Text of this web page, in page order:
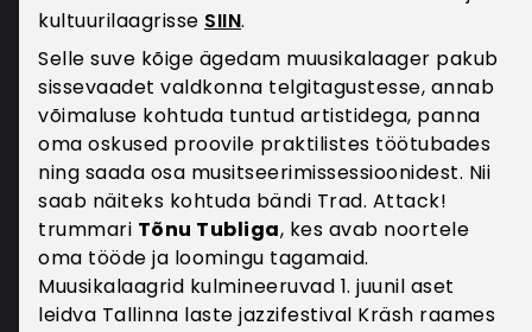
kultuurilaagrisse SIIN.
Selle suve kõige ägedam muusikalaager pakub
sissevaadet valdkonna telgitagustesse, annab
võimaluse kohtuda tuntud artistidega, panna
oma oskused proovile praktilistes töötubades
ning saada osa musitseerimissessioonidest. Nii
saab näiteks kohtuda bändi Trad. Attack!
trummari Tõnu Tubliga, kes avab noortele
oma tööde ja loomingu tagamaid.
Muusikalaagrid kulmineeruvad 1. juunil aset
leidva Tallinna laste jazzifestival Kräsh raames
osutamiseks ning veebikasutusstatistika
tegemiseks.
Õiguslik alus
Isikuandmete töötlemine toimub kliendiga
sõlmitud lepingu täitmise eesmärgil. Isikuandmete
töötlemine toimub juriidilise kohustuse täitmiseks
(nt raamatupidamine ja tarbijavaidluste
lahendamine).
Vastuvõtjad, kellele isikuandmed edastatakse
Maksete teostamiseks vajalikud isikuandmed